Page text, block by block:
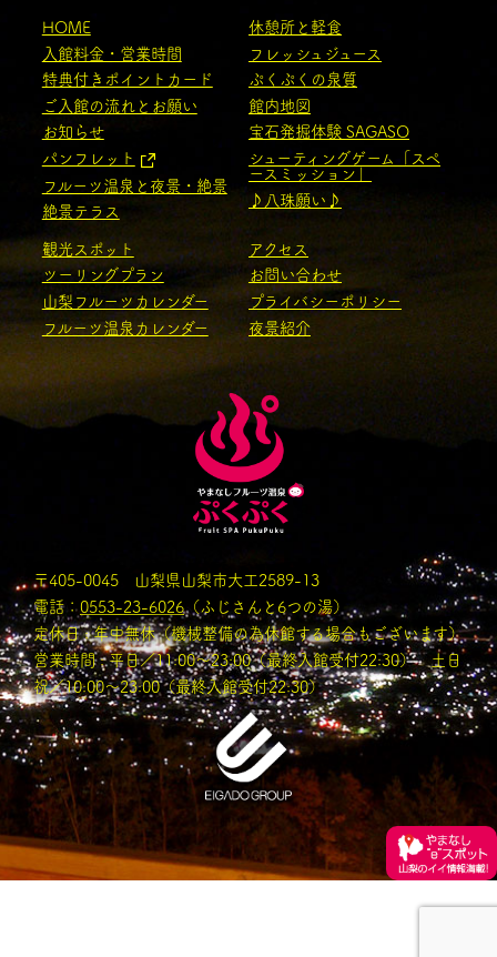
HOME
入館料金・営業時間
特典付きポイントカード
ご入館の流れとお願い
お知らせ
パンフレット
フルーツ温泉と夜景・絶景
絶景テラス
休憩所と軽食
フレッシュジュース
ぷくぷくの泉質
館内地図
宝石発掘体験 SAGASO
シューティングゲーム「スペ
ースミッション」
♪八珠願い♪
観光スポット
ツーリングプラン
山梨フルーツカレンダー
フルーツ温泉カレンダー
アクセス
お問い合わせ
プライバシーポリシー
夜景紹介
〒405-0045 山梨県山梨市大工2589-13
電話：0553-23-6026（ふじさんと6つの湯）
定休日 : 年中無休（機械整備の為休館する場合もございます）
営業時間 : 平日／11:00〜23:00（最終入館受付22:30） 土日
祝／10:00～23:00（最終入館受付22:30）